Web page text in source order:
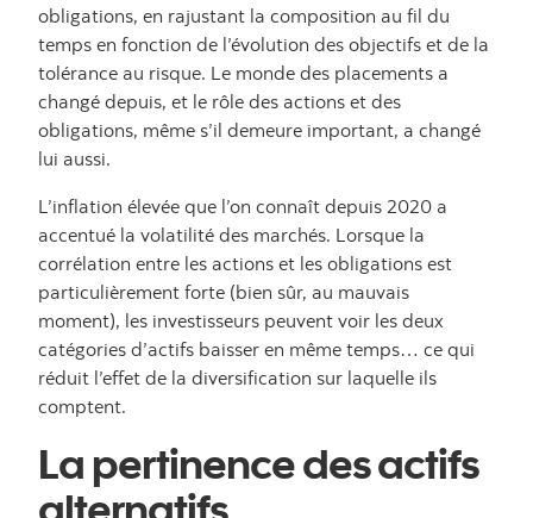
obligations, en rajustant la composition au fil du
temps en fonction de l’évolution des objectifs et de la
tolérance au risque. Le monde des placements a
changé depuis, et le rôle des actions et des
obligations, même s’il demeure important, a changé
lui aussi.
L’inflation élevée que l’on connaît depuis 2020 a
accentué la volatilité des marchés. Lorsque la
corrélation entre les actions et les obligations est
particulièrement forte (bien sûr, au mauvais
moment), les investisseurs peuvent voir les deux
catégories d’actifs baisser en même temps… ce qui
réduit l’effet de la diversification sur laquelle ils
comptent.
La pertinence des actifs
alternatifs